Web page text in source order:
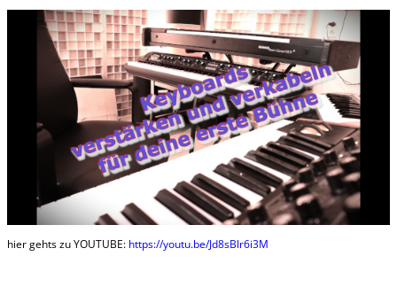
hier gehts zu YOUTUBE: https://youtu.be/Jd8sBlr6i3M